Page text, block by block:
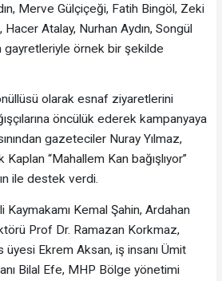
Merve Gülçiçeği, Fatih Bingöl, Zeki
Atalay, Nurhan Aydın, Songül
gayretleriyle örnek bir şekilde
olarak esnaf ziyaretlerini
öncülük ederek kampanyaya
gazeteciler Nuray Yılmaz,
“Mahallem Kan bağışlıyor”
ile destek verdi.
Kaymakamı Kemal Şahin, Ardahan
Prof Dr. Ramazan Korkmaz,
Ekrem Aksan, iş insanı Ümit
Bilal Efe, MHP Bölge yönetimi